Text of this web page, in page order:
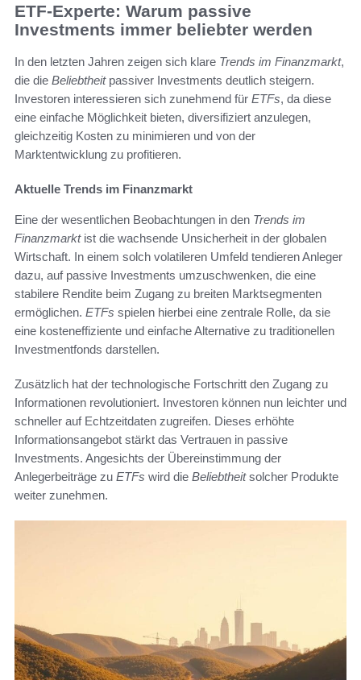
ETF-Experte: Warum passive
Investments immer beliebter werden
In den letzten Jahren zeigen sich klare Trends im Finanzmarkt,
die die Beliebtheitpassiver Investments deutlich steigern.
Investoren interessieren sich zunehmend für ETFs, da diese
eine einfache Möglichkeit bieten, diversifiziert anzulegen,
gleichzeitig Kosten zu minimieren und von der
Marktentwicklung zu profitieren.
Aktuelle Trends im Finanzmarkt
Eine der wesentlichen Beobachtungen in den Trends im
Finanzmarktist die wachsende Unsicherheit in der globalen
Wirtschaft. In einem solch volatileren Umfeld tendieren Anleger
dazu, auf passive Investments umzuschwenken, die eine
stabilere Rendite beim Zugang zu breiten Marktsegmenten
ermöglichen. ETFs spielen hierbei eine zentrale Rolle, da sie
eine kosteneffiziente und einfache Alternative zu traditionellen
Investmentfonds darstellen.
Zusätzlich hat der technologische Fortschritt den Zugang zu
Informationen revolutioniert. Investoren können nun leichter und
schneller auf Echtzeitdaten zugreifen. Dieses erhöhte
Informationsangebot stärkt das Vertrauen in passive
Investments. Angesichts der Übereinstimmung der
Anlegerbeiträge zu ETFs wird die Beliebtheitsolcher Produkte
weiter zunehmen.